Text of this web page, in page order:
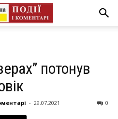
потонув
- 29.07.2021 0